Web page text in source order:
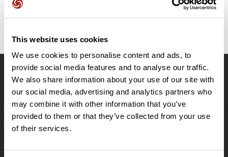
This website uses cookies
We use cookies to personalise content and ads, to
provide social media features and to analyse our traffic.
We also share information about your use of our site with
our social media, advertising and analytics partners who
may combine it with other information that you’ve
provided to them or that they’ve collected from your use
of their services.
OpenRunner
Carrières
À propos
Le Mag'